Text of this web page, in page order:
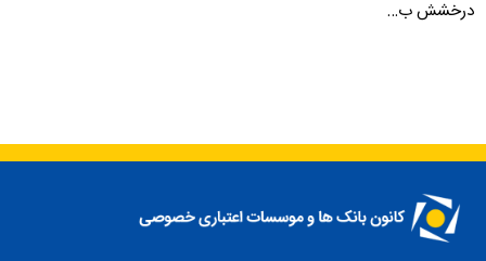
درخشش ب…